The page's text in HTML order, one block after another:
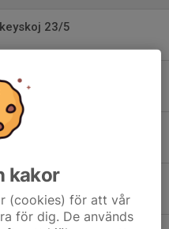
23/5
alla lagaktiviteter
- igen!
kakor
(cookies) för att vår
för dig. De används